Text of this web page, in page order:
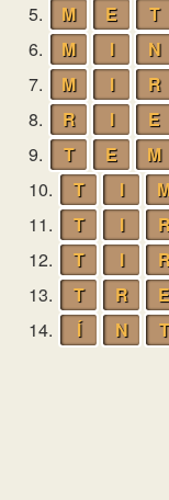
5.
M E T
6.
M I N
7.
M I R
8.
R I E
9.
T E M
10.
T I
11.
T I
12.
T I
13.
T R E
14.
Í N T